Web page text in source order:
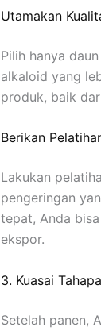
Utamakan
Pilih hanya
alkaloid yang
produk, baik
Berikan
Lakukan
pengeringan
tepat, Anda
ekspor.
3. Kuasai
Setelah panen,